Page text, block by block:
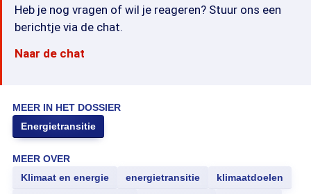
Heb je nog vragen of wil je reageren? Stuur ons een
berichtje via de chat.
Naar de chat
MEER IN HET DOSSIER
Energietransitie
MEER OVER
Klimaat en energie
energietransitie klimaatdoelen